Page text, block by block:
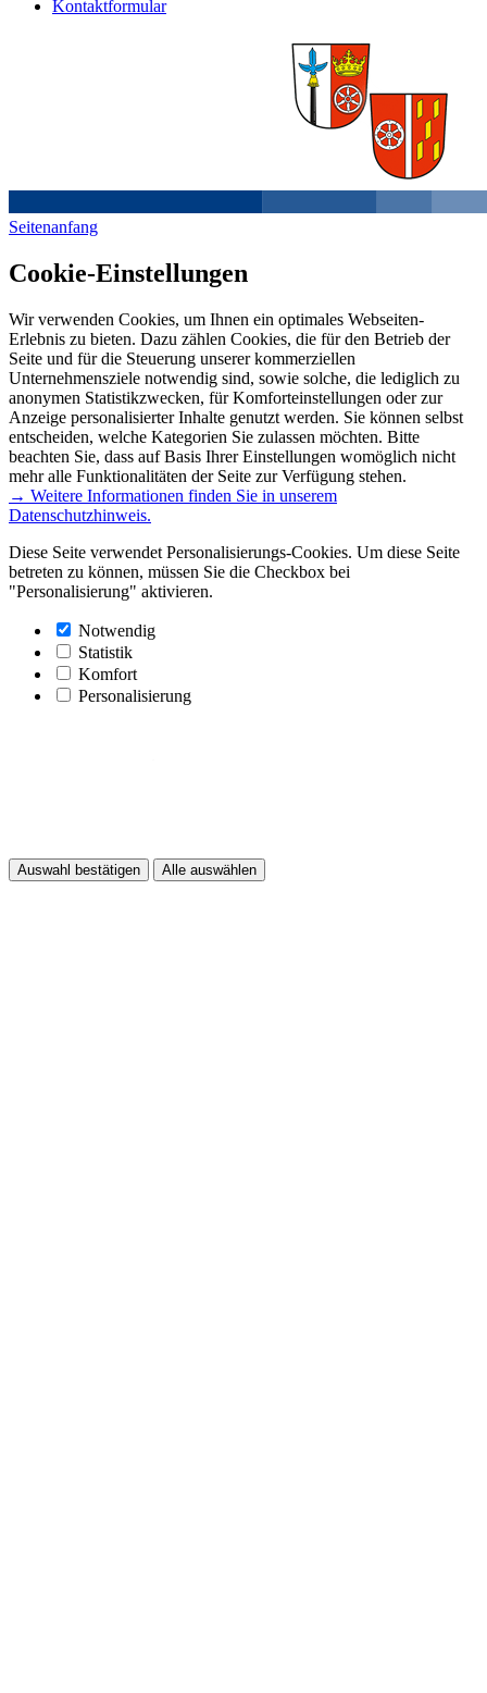
Kontaktformular
Seitenanfang
Cookie-Einstellungen
Wir verwenden Cookies, um Ihnen ein optimales Webseiten-
Erlebnis zu bieten. Dazu zählen Cookies, die für den Betrieb der
Seite und für die Steuerung unserer kommerziellen
Unternehmensziele notwendig sind, sowie solche, die lediglich zu
anonymen Statistikzwecken, für Komforteinstellungen oder zur
Anzeige personalisierter Inhalte genutzt werden. Sie können selbst
entscheiden, welche Kategorien Sie zulassen möchten. Bitte
beachten Sie, dass auf Basis Ihrer Einstellungen womöglich nicht
mehr alle Funktionalitäten der Seite zur Verfügung stehen.
→ Weitere Informationen finden Sie in unserem
Datenschutzhinweis.
Diese Seite verwendet Personalisierungs-Cookies. Um diese Seite
betreten zu können, müssen Sie die Checkbox bei
"Personalisierung" aktivieren.
Notwendig
Statistik
Komfort
Personalisierung
Auswahl bestätigen Alle auswählen